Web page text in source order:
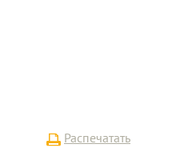
Распечатать